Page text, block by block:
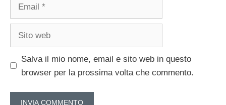
Salva il mio nome, email e sito web in questo
browser per la prossima volta che commento.